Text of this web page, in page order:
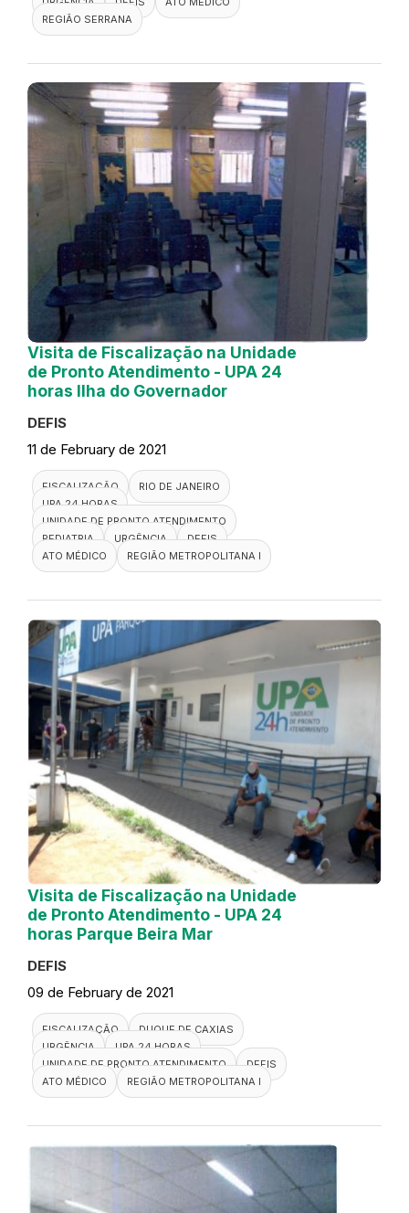
REGIÃO SERRANA
Visita de Fiscalização na Unidade
de Pronto Atendimento - UPA 24
horas Ilha do Governador
DEFIS
11 de February de 2021
FISCALIZAÇÃO
RIO DE JANEIRO
UPA 24 HORAS
UNIDADE DE PRONTO ATENDIMENTO
PEDIATRIA
URGÊNCIA
DEFIS
ATO MÉDICO
REGIÃO METROPOLITANA I
Visita de Fiscalização na Unidade
de Pronto Atendimento - UPA 24
horas Parque Beira Mar
DEFIS
09 de February de 2021
FISCALIZAÇÃO
DUQUE DE CAXIAS
URGÊNCIA
UPA 24 HORAS
UNIDADE DE PRONTO ATENDIMENTO
DEFIS
ATO MÉDICO
REGIÃO METROPOLITANA I